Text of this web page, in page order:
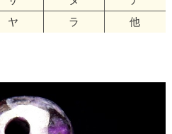
ヤ ラ 他